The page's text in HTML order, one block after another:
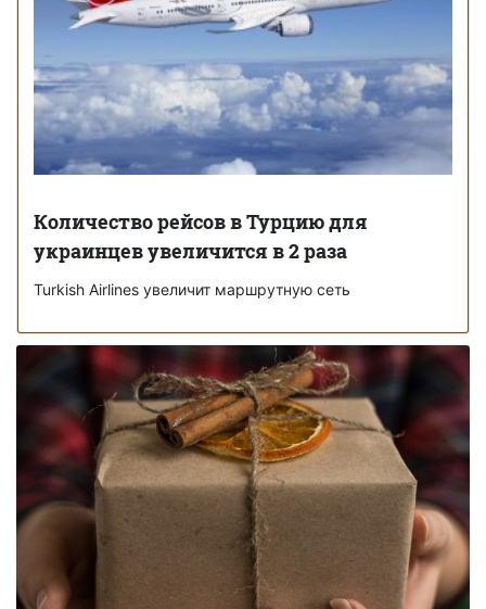
Количество рейсов в Турцию для
украинцев увеличится в 2 раза
Turkish Airlines увеличит маршрутную сеть